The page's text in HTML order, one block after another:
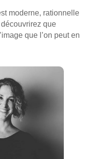
moderne, rationnelle
que
que l’on peut en